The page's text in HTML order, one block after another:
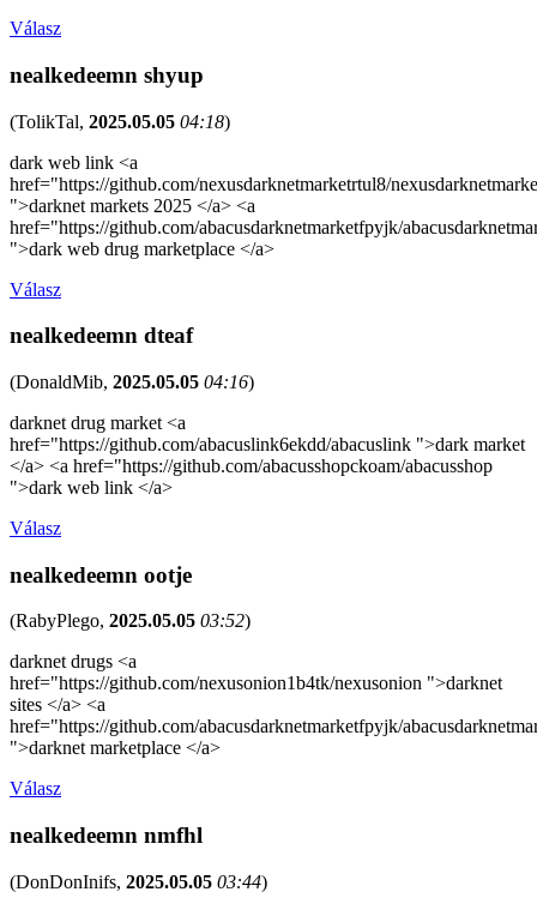
Válasz
nealkedeemn shyup
(TolikTal, 2025.05.05 04:18)
dark web link <a
href="https://github.com/nexusdarknetmarketrtul8/
">darknet markets 2025 </a> <a
href="https://github.com/abacusdarknetmarketfpyjk/
">dark web drug marketplace </a>
Válasz
nealkedeemn dteaf
(DonaldMib, 2025.05.05 04:16)
darknet drug market <a
href="https://github.com/abacuslink6ekdd/abacuslink ">dark market
</a> <a href="https://github.com/abacusshopckoam/abacusshop
">dark web link </a>
Válasz
nealkedeemn ootje
(RabyPlego, 2025.05.05 03:52)
darknet drugs <a
href="https://github.com/nexusonion1b4tk/nexusonion ">darknet
sites </a> <a
href="https://github.com/abacusdarknetmarketfpyjk/
">darknet marketplace </a>
Válasz
nealkedeemn nmfhl
(DonDonInifs, 2025.05.05 03:44)